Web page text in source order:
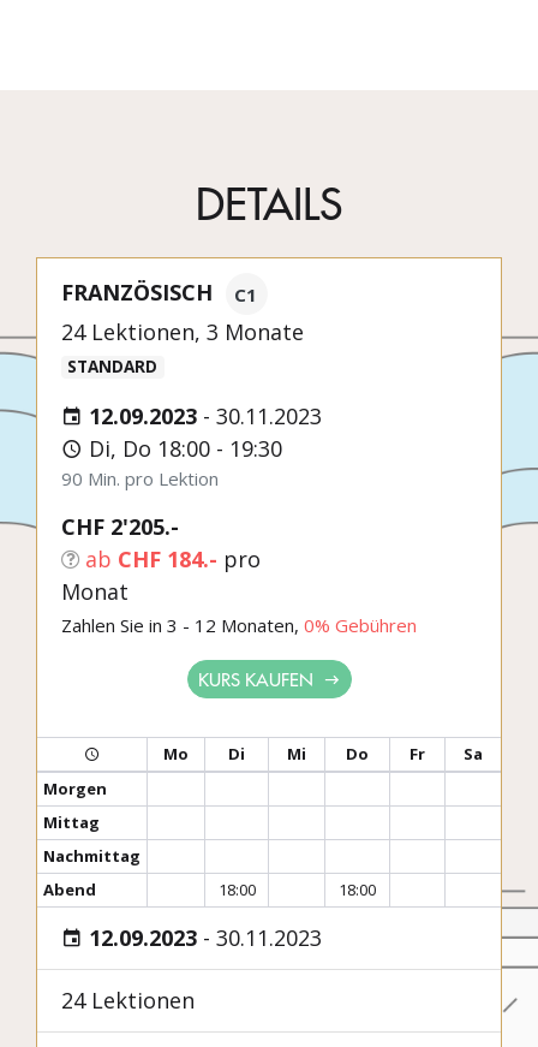
DETAILS
FRANZÖSISCH C1
24 Lektionen, 3 Monate
STANDARD
12.09.2023 - 30.11.2023
Di, Do 18:00 - 19:30
90 Min. pro Lektion
CHF 2'205.-
ab CHF 184.- pro
Monat
Zahlen Sie in 3 - 12 Monaten, 0% Gebühren
KURS KAUFEN
Mo Di Mi Do Fr
Sa
Morgen
Mittag
Nachmittag
Abend
18:00 18:00
12.09.2023 - 30.11.2023
24 Lektionen